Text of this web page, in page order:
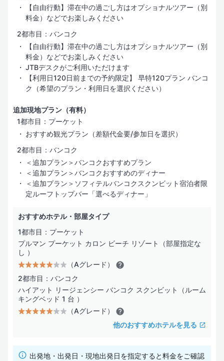
【自由行動】滞在中の過ごし方はオプショナルツアー（別
料金）などでお楽しみください
2都市目：バンコク
【自由行動】滞在中の過ごし方はオプショナルツアー（別
料金）などでお楽しみください
JTBデスクがご利用いただけます
【利用日120日前までの予約限定】 早特120プラン バンコ
ク（希望のプラン・利用日を選択ください）
追加現地プラン（有料）
1都市目：プーケット
おすすめ観光プラン（差額代金要/参加日を選択）
2都市目：バンコク
＜追加プラン＞バンコクおすすめプラン
＜追加プラン＞バンコクおすすめのディナー
＜追加プラン＞ソフィテルバンコクスクンビット宿泊者限
定ルーフトップバー「選べるディナー」
おすすめホテル・部屋タイプ
1都市目：プーケット
プルマン プーケット カロン ビーチ リゾート（部屋指定な
し ）
（Aグレード）
2都市目：バンコク
ハイアット リージェンシー バンコク スクンビット（ルーム
キングベッド 1 台 ）
（Aグレード）
他のおすすめホテルを見る
出発地・出発日・現地出発日を指定すると料金をご確認